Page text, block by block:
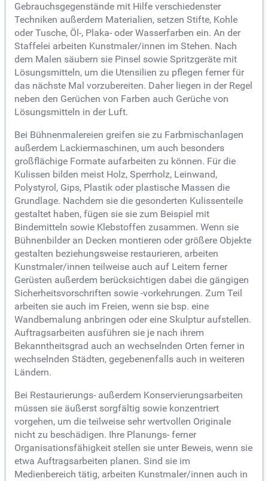
Gebrauchsgegenstände mit Hilfe verschiedenster
Techniken außerdem Materialien, setzen Stifte, Kohle
oder Tusche, Öl-, Plaka- oder Wasserfarben ein. An der
Staffelei arbeiten Kunstmaler/innen im Stehen. Nach
dem Malen säubern sie Pinsel sowie Spritzgeräte mit
Lösungsmitteln, um die Utensilien zu pflegen ferner für
das nächste Mal vorzubereiten. Daher liegen in der Regel
neben den Gerüchen von Farben auch Gerüche von
Lösungsmitteln in der Luft.
Bei Bühnenmalereien greifen sie zu Farbmischanlagen
außerdem Lackiermaschinen, um auch besonders
großflächige Formate aufarbeiten zu können. Für die
Kulissen bilden meist Holz, Sperrholz, Leinwand,
Polystyrol, Gips, Plastik oder plastische Massen die
Grundlage. Nachdem sie die gesonderten Kulissenteile
gestaltet haben, fügen sie sie zum Beispiel mit
Bindemitteln sowie Klebstoffen zusammen. Wenn sie
Bühnenbilder an Decken montieren oder größere Objekte
gestalten beziehungsweise restaurieren, arbeiten
Kunstmaler/innen teilweise auch auf Leitern ferner
Gerüsten außerdem berücksichtigen dabei die gängigen
Sicherheitsvorschriften sowie -vorkehrungen. Zum Teil
arbeiten sie auch im Freien, wenn sie bsp. eine
Wandbemalung anbringen oder eine Skulptur aufstellen.
Auftragsarbeiten ausführen sie je nach ihrem
Bekanntheitsgrad auch an wechselnden Orten ferner in
wechselnden Städten, gegebenenfalls auch in weiteren
Ländern.
Bei Restaurierungs- außerdem Konservierungsarbeiten
müssen sie äußerst sorgfältig sowie konzentriert
vorgehen, um die teilweise sehr wertvollen Originale
nicht zu beschädigen. Ihre Planungs- ferner
Organisationsfähigkeit stellen sie unter Beweis, wenn sie
etwa Auftragsarbeiten planen. Sind sie im
Medienbereich tätig, arbeiten Kunstmaler/innen auch in